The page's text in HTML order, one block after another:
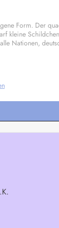
Form. Der
kleine
Nationen,